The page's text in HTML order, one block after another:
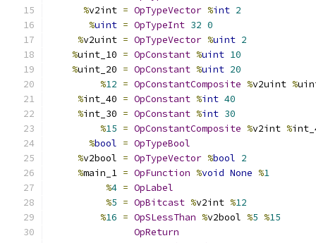
%v2int = OpTypeVector %int 2
%uint = OpTypeInt 32 0
%v2uint = OpTypeVector %uint 2
%uint_10 = OpConstant %uint 10
%uint_20 = OpConstant %uint 20
%12 = OpConstantComposite %v2uint %
%int_40 = OpConstant %int 40
%int_30 = OpConstant %int 30
%15 = OpConstantComposite %v2int %
%bool = OpTypeBool
%v2bool = OpTypeVector %bool 2
%main_1 = OpFunction %void None %1
%4 = OpLabel
%5 = OpBitcast %v2int %12
%16 = OpSLessThan %v2bool %5 %15
OpReturn